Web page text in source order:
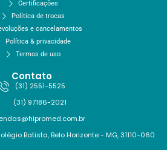
Certificações
Política de trocas
e cancelamentos
Política & privacidade
Termos de uso
Contato
(31) 2551-5525
(31) 97186-2021
Batista, Belo Horizonte - MG, 31110-060